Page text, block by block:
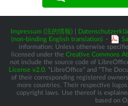
Impressum (法的情報)
(non-binding English translation) -
information: Unless otherwise
licensed under the Creative Commons
not include the source code of
License v2.0 . “LibreOffice” and “The
of their corresponding registered
more countries. Their respective
copyright laws. Use thereof is
based on